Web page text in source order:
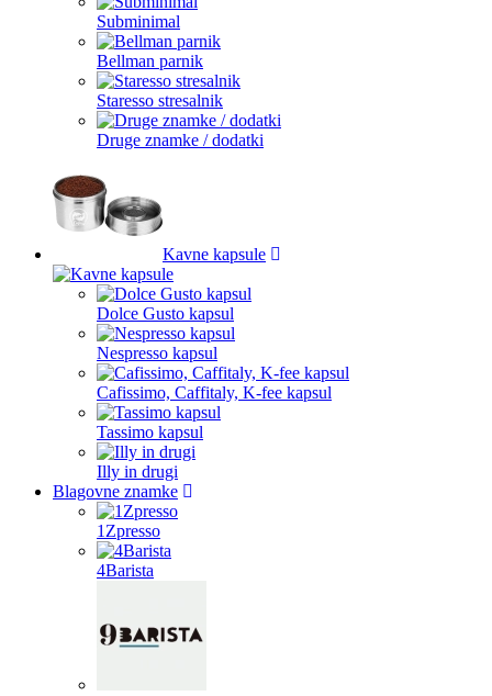
Subminimal
Bellman parnik
Staresso stresalnik
Druge znamke / dodatki
Kavne kapsule
Dolce Gusto kapsul
Nespresso kapsul
Cafissimo, Caffitaly, K-fee kapsul
Tassimo kapsul
Illy in drugi
Blagovne znamke
1Zpresso
4Barista